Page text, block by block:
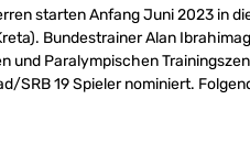
starten Anfang Juni 2023 in
Bundestrainer Alan
und Paralympischen
SRB 19 Spieler nominiert.